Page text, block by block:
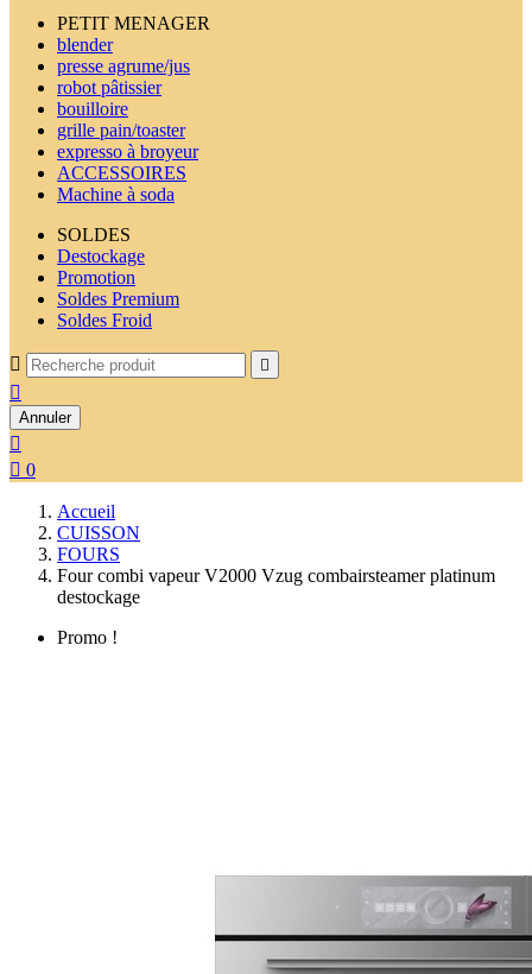
PETIT MENAGER
blender
presse agrume/jus
robot pâtissier
bouilloire
grille pain/toaster
expresso à broyeur
ACCESSOIRES
Machine à soda
SOLDES
Destockage
Promotion
Soldes Premium
Soldes Froid
 

Annuler

 0
Accueil
CUISSON
FOURS
Four combi vapeur V2000 Vzug combairsteamer platinum
destockage
Promo !